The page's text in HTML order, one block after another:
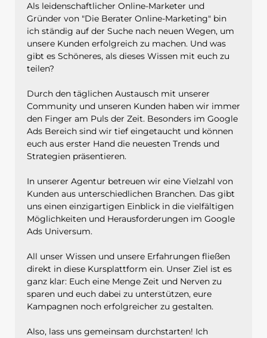
Als leidenschaftlicher Online-Marketer und
Gründer von "Die Berater Online-Marketing" bin
ich ständig auf der Suche nach neuen Wegen, um
unsere Kunden erfolgreich zu machen. Und was
gibt es Schöneres, als dieses Wissen mit euch zu
teilen?
Durch den täglichen Austausch mit unserer
Community und unseren Kunden haben wir immer
den Finger am Puls der Zeit. Besonders im Google
Ads Bereich sind wir tief eingetaucht und können
euch aus erster Hand die neuesten Trends und
Strategien präsentieren.
In unserer Agentur betreuen wir eine Vielzahl von
Kunden aus unterschiedlichen Branchen. Das gibt
uns einen einzigartigen Einblick in die vielfältigen
Möglichkeiten und Herausforderungen im Google
Ads Universum.
All unser Wissen und unsere Erfahrungen fließen
direkt in diese Kursplattform ein. Unser Ziel ist es
ganz klar: Euch eine Menge Zeit und Nerven zu
sparen und euch dabei zu unterstützen, eure
Kampagnen noch erfolgreicher zu gestalten.
Also, lass uns gemeinsam durchstarten! Ich